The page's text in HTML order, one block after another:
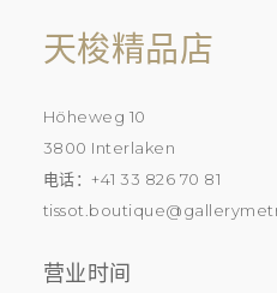
天梭精品店
Höheweg 10
3800 Interlaken
电话：+41 33 826 70 81
t
营业时间